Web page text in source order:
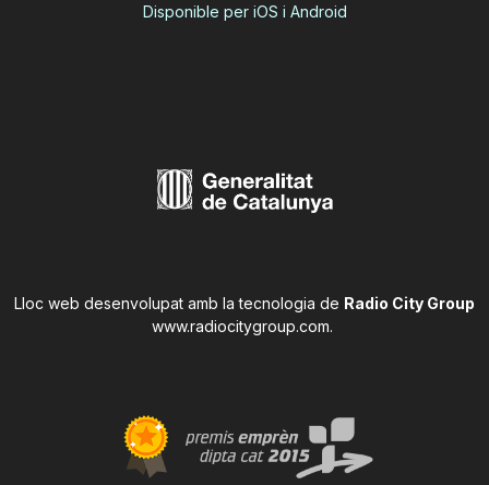
Disponible per iOS i Android
Lloc web desenvolupat amb la tecnologia de Radio City Group
www.radiocitygroup.com.